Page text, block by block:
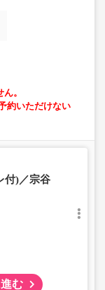
。
約いただけない
付)／宗谷
む